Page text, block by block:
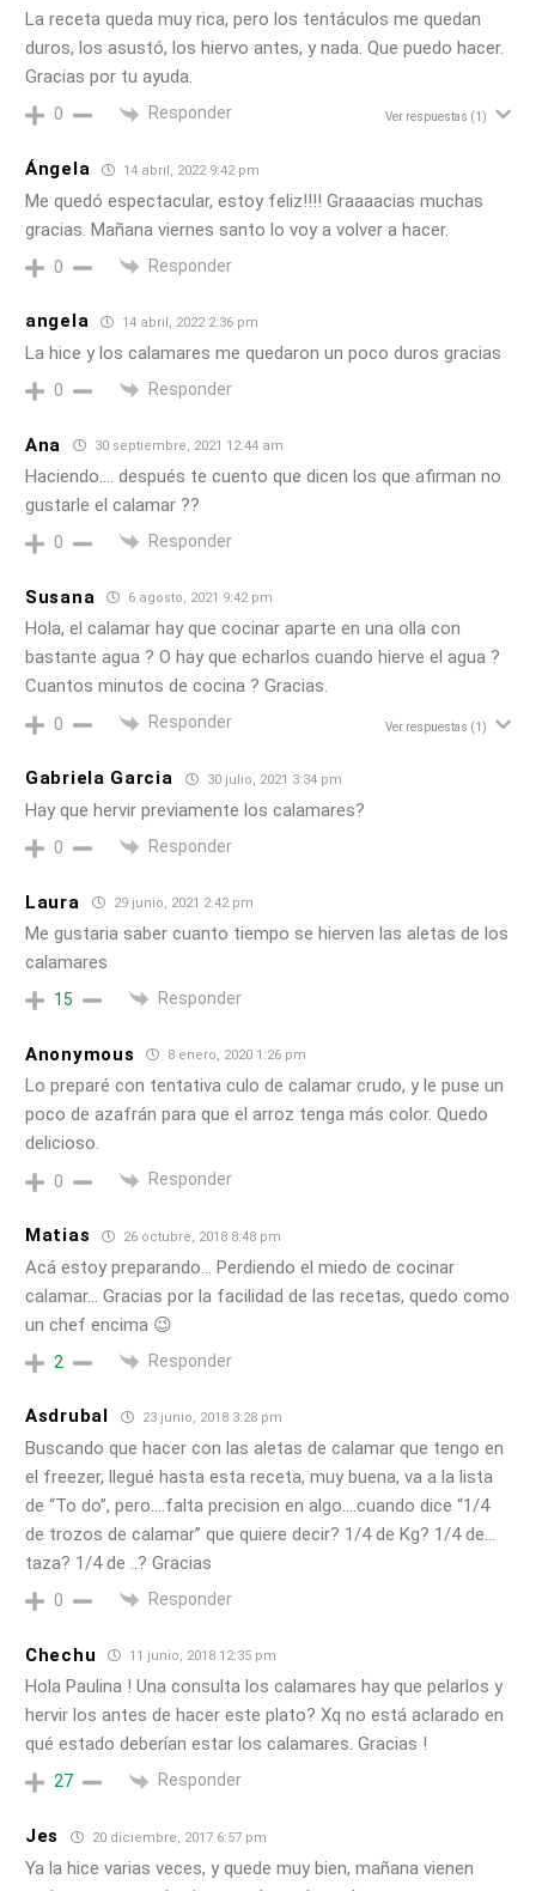
La receta queda muy rica, pero los tentáculos me quedan
duros, los asustó, los hiervo antes, y nada. Que puedo hacer.
Gracias por tu ayuda.
0 Responder Ver respuestas (1)
Ángela 14 abril, 2022 9:42 pm
Me quedó espectacular, estoy feliz!!!! Graaaacias muchas
gracias. Mañana viernes santo lo voy a volver a hacer.
0 Responder
angela 14 abril, 2022 2:36 pm
La hice y los calamares me quedaron un poco duros gracias
0 Responder
Ana 30 septiembre, 2021 12:44 am
Haciendo…. después te cuento que dicen los que afirman no
gustarle el calamar ??
0 Responder
Susana 6 agosto, 2021 9:42 pm
Hola, el calamar hay que cocinar aparte en una olla con
bastante agua ? O hay que echarlos cuando hierve el agua ?
Cuantos minutos de cocina ? Gracias.
0 Responder Ver respuestas (1)
Gabriela Garcia 30 julio, 2021 3:34 pm
Hay que hervir previamente los calamares?
0 Responder
Laura 29 junio, 2021 2:42 pm
Me gustaria saber cuanto tiempo se hierven las aletas de los
calamares
15 Responder
Anonymous 8 enero, 2020 1:26 pm
Lo preparé con tentativa culo de calamar crudo, y le puse un
poco de azafrán para que el arroz tenga más color. Quedo
delicioso.
0 Responder
Matias 26 octubre, 2018 8:48 pm
Acá estoy preparando… Perdiendo el miedo de cocinar
calamar… Gracias por la facilidad de las recetas, quedo como
un chef encima 😉
2 Responder
Asdrubal 23 junio, 2018 3:28 pm
Buscando que hacer con las aletas de calamar que tengo en
el freezer, llegué hasta esta receta, muy buena, va a la lista
de “To do”, pero….falta precision en algo….cuando dice “1/4
de trozos de calamar” que quiere decir? 1/4 de Kg? 1/4 de…
taza? 1/4 de ..? Gracias
0 Responder
Chechu 11 junio, 2018 12:35 pm
Hola Paulina ! Una consulta los calamares hay que pelarlos y
hervir los antes de hacer este plato? Xq no está aclarado en
qué estado deberían estar los calamares. Gracias !
27 Responder
Jes 20 diciembre, 2017 6:57 pm
Ya la hice varias veces, y quede muy bien, mañana vienen